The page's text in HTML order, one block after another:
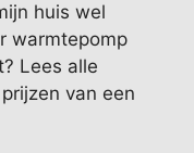
huis wel
warmtepomp
Lees alle
van een